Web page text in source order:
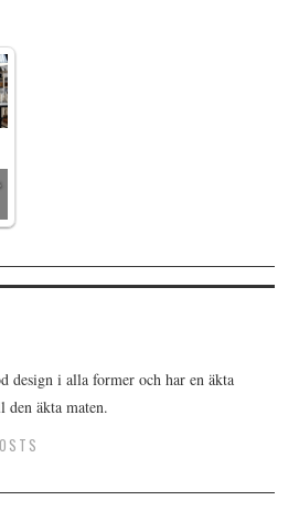
design i alla former och har en äkta
den äkta maten.